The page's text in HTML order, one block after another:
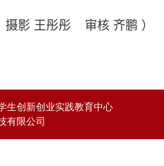
摄影 王彤彤 审核 齐鹏 ）
生创新创业实践教育中心
有限公司